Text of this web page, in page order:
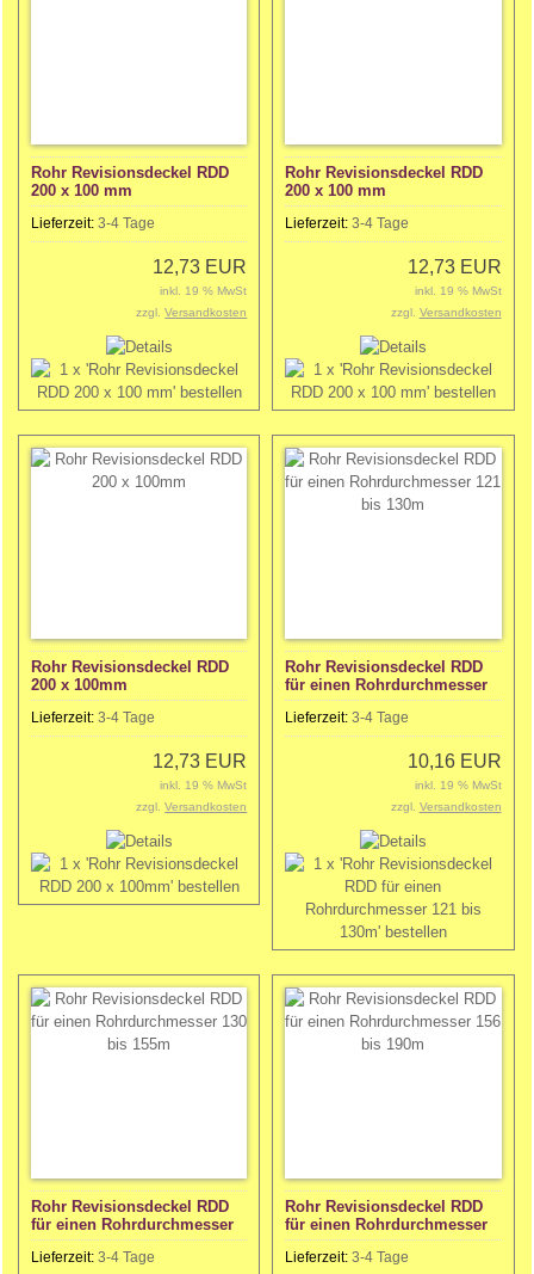
Rohr Revisionsdeckel RDD
200 x 100 mm
Lieferzeit: 3-4 Tage
12,73 EUR
inkl. 19 % MwSt
zzgl.Versandkosten
Rohr Revisionsdeckel RDD
200 x 100 mm
Lieferzeit:3-4 Tage
12,73 EUR
inkl. 19 % MwSt
zzgl. Versandkosten
Rohr Revisionsdeckel RDD
200 x 100mm
Lieferzeit: 3-4 Tage
12,73 EUR
inkl. 19 % MwSt
zzgl.Versandkosten
Rohr Revisionsdeckel RDD
für einen Rohrdurchmesser
121 bis 130m
Lieferzeit:3-4 Tage
10,16 EUR
inkl. 19 % MwSt
zzgl. Versandkosten
Rohr Revisionsdeckel RDD
für einen Rohrdurchmesser
130 bis 155m
Lieferzeit: 3-4 Tage
Rohr Revisionsdeckel RDD
für einen Rohrdurchmesser
156 bis 190m
Lieferzeit:3-4 Tage